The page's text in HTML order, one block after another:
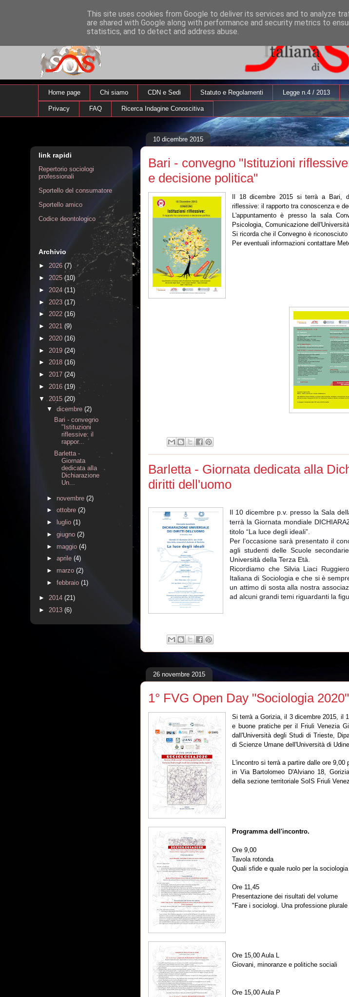
Home page Chi siamo CDN e Sedi Statuto e Regolamenti Legge n.4 / 2013
Privacy FAQ Ricerca Indagine Conoscitiva
10 dicembre 2015
Bari - convegno "Istituzioni
e decisione politica"
Il 18 dicembre 2015 si terrà a Bari,
riflessive: il rapporto tra conoscenza e
L'appuntamento è presso la sala
Psicologia, Comunicazione
Si ricorda che il Convegno è
Per eventuali informazioni contattare
Barletta - Giornata dedicata alla
diritti dell'uomo
Il 10 dicembre p.v. presso la Sala
terrà la Giornata mondiale
titolo “La luce degli ideali”.
Per l’occasione sarà presentato il
agli studenti delle Scuole
Università della Terza Età.
Ricordiamo che Silvia Liaci
Italiana di Sociologia e che si è
un attimo di sosta alla nostra
ad alcuni grandi temi riguardanti la
26 novembre 2015
1° FVG Open Day "Sociologia 2020"
Si terrà a Gorizia, il 3 dicembre 2015, il
e buone pratiche per il Friuli Venezia
dall'Università degli Studi di Trieste,
di Scienze Umane dell'Università di
L'incontro si terrà a partire dalle ore
in Via Bartolomeo D'Alviano 18,
della sezione territoriale SoIS Friuli
Programma dell'incontro.
Ore 9,00
Tavola rotonda
Quali sfide e quale ruolo per la
Ore 11,45
Presentazione dei risultati del volume
"Fare i sociologi. Una professione
Ore 15,00 Aula L
Giovani, minoranze e politiche sociali
Ore 15,00 Aula P
link rapidi
Repertorio sociologi
professionali
Sportello del consumatore
Sportello amico
Codice deontologico
Archivio
► 2026 (7)
► 2025(10)
► 2024 (11)
► 2023 (17)
► 2022 (16)
► 2021 (9)
► 2020 (16)
► 2019 (24)
► 2018 (16)
► 2017 (24)
► 2016 (19)
▼ 2015 (20)
▼ dicembre (2)
Bari - convegno
"Istituzioni
riflessive: il
rappor...
Barletta -
Giornata
dedicata alla
Dichiarazione
Un...
► novembre (2)
► ottobre (2)
►
luglio (1)
► giugno (2)
► maggio (4)
► aprile (4)
► marzo (2)
► febbraio (1)
► 2014 (21)
► 2013 (6)
This site uses cookies from Google to deliver its services and to analyze
are shared with Google along with performance and security metrics to
statistics, and to detect and address abuse.